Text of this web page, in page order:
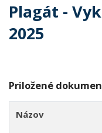
Plagát -
2025
Priložené
Názov